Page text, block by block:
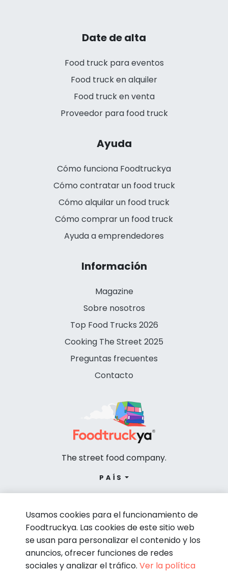
Date de alta
Food truck para eventos
Food truck en alquiler
Food truck en venta
Proveedor para food truck
Ayuda
Cómo funciona Foodtruckya
Cómo contratar un food truck
Cómo alquilar un food truck
Cómo comprar un food truck
Ayuda a emprendedores
Información
Magazine
Sobre nosotros
Top Food Trucks 2026
Cooking The Street 2025
Preguntas frecuentes
Contacto
The street food company.
PAÍS
Usamos cookies para el funcionamiento de
Foodtruckya. Las cookies de este sitio web
se usan para personalizar el contenido y los
anuncios, ofrecer funciones de redes
sociales y analizar el tráfico. Ver la política